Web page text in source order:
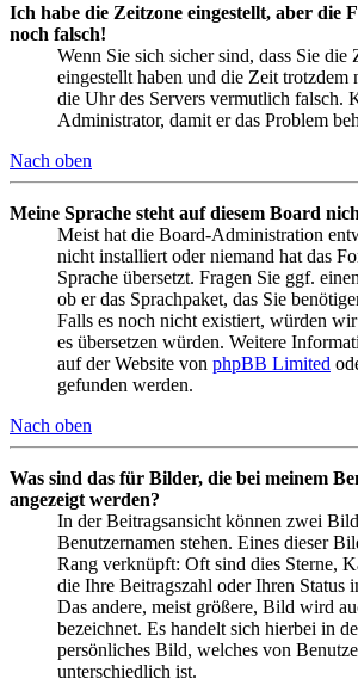
Ich habe die Zeitzone eingestellt, aber die
noch falsch!
Wenn Sie sich sicher sind, dass Sie die
eingestellt haben und die Zeit trotzdem
die Uhr des Servers vermutlich falsch.
Administrator, damit er das Problem
Nach oben
Meine Sprache steht auf diesem Board
Meist hat die Board-Administration
nicht installiert oder niemand hat das
Sprache übersetzt. Fragen Sie ggf.
ob er das Sprachpaket, das Sie
Falls es noch nicht existiert, würden
es übersetzen würden. Weitere
auf der Website von phpBB Limited
gefunden werden.
Nach oben
Was sind das für Bilder, die bei meinem
angezeigt werden?
In der Beitragsansicht können zwei
Benutzernamen stehen. Eines dieser
Rang verknüpft: Oft sind dies Sterne,
die Ihre Beitragszahl oder Ihren Status
Das andere, meist größere, Bild wird
bezeichnet. Es handelt sich hierbei in
persönliches Bild, welches von
unterschiedlich ist.